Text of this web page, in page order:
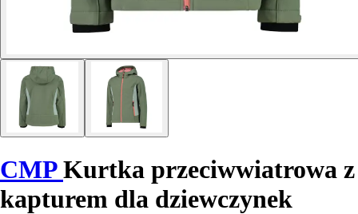
CMPKurtka przeciwwiatrowa z
kapturem dla dziewczynek